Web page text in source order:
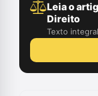
Leia o
Direito
Texto